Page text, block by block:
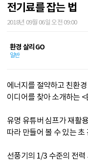
전기료를 잡는 법
2018년 09월 06일 오전 09:00
환경 살리GO
일반
에너지를 절약하고 친환
이디어를 찾아 소개하는
유명 유튜버 심프가 재활
따라 만들어 볼 수 있는
선풍기의 1/3 수준의 전